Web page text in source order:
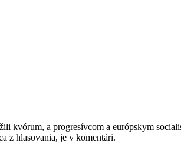
kvórum, a progresívcom a európskym
z hlasovania, je v komentári.